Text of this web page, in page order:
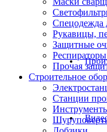
Спецодежда
Рукавицы,
Защитные
Прочая
Строительное
Станции